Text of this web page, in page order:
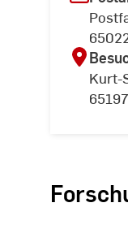
Kurt-